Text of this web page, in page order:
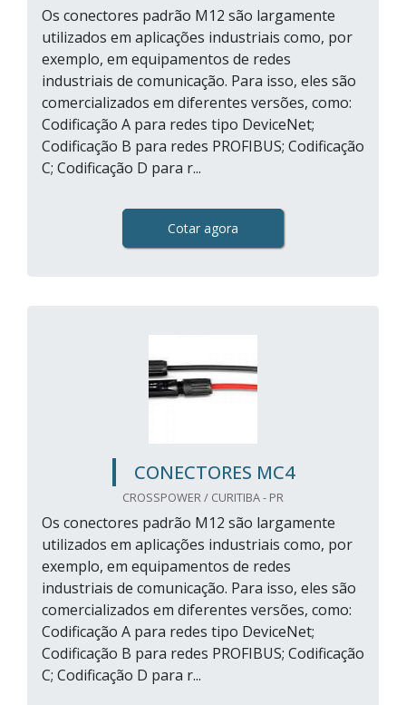
Os conectores padrão M12 são largamente
utilizados em aplicações industriais como, por
exemplo, em equipamentos de redes
industriais de comunicação. Para isso, eles são
comercializados em diferentes versões, como:
Codificação A para redes tipo DeviceNet;
Codificação B para redes PROFIBUS; Codificação
C; Codificação D para r...
Cotar agora
CONECTORES MC4
CROSSPOWER / CURITIBA - PR
Os conectores padrão M12 são largamente
utilizados em aplicações industriais como, por
exemplo, em equipamentos de redes
industriais de comunicação. Para isso, eles são
comercializados em diferentes versões, como:
Codificação A para redes tipo DeviceNet;
Codificação B para redes PROFIBUS; Codificação
C; Codificação D para r...